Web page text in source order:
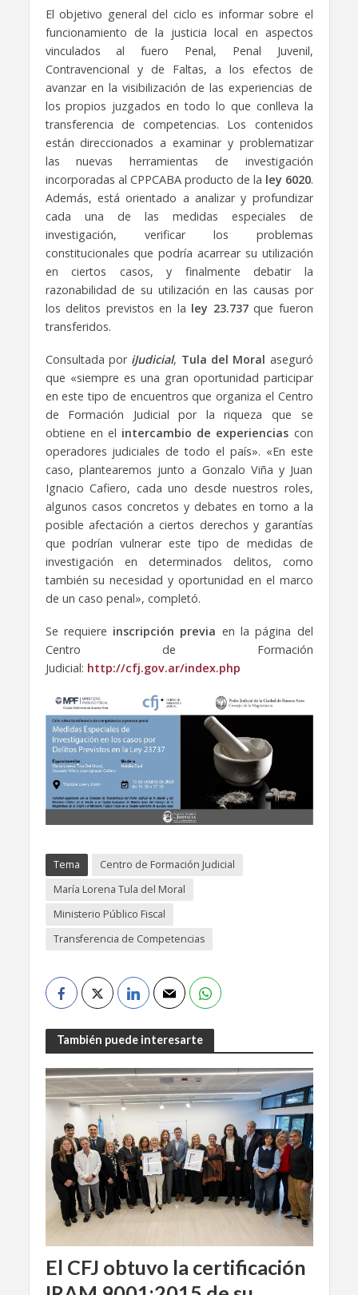
El objetivo general del ciclo es informar sobre el
funcionamiento de la justicia local en aspectos
vinculados al fuero Penal, Penal Juvenil,
Contravencional y de Faltas, a los efectos de
avanzar en la visibilización de las experiencias de
los propios juzgados en todo lo que conlleva la
transferencia de competencias. Los contenidos
están direccionados a examinar y problematizar
las nuevas herramientas de investigación
incorporadas al CPPCABA producto de la ley 6020.
Además, está orientado a analizar y profundizar
cada una de las medidas especiales de
investigación, verificar los problemas
constitucionales que podría acarrear su utilización
en ciertos casos, y finalmente debatir la
razonabilidad de su utilización en las causas por
los delitos previstos en la ley 23.737que fueron
transferidos.
Consultada poriJudicial, Tula del Moral aseguró
que «siempre es una gran oportunidad participar
en este tipo de encuentros que organiza el Centro
de Formación Judicial por la riqueza que se
obtiene en el intercambio de experiencias con
operadores judiciales de todo el país». «En este
caso, plantearemos junto a Gonzalo Viña y Juan
Ignacio Cafiero, cada uno desde nuestros roles,
algunos casos concretos y debates en torno a la
posible afectación a ciertos derechos y garantías
que podrían vulnerar este tipo de medidas de
investigación en determinados delitos, como
también su necesidad y oportunidad en el marco
de un caso penal», completó.
Se requiere inscripción previa en la página del
Centro de Formación
Judicial: http://cfj.gov.ar/index.php
Tema
Centro de Formación Judicial
María Lorena Tula del Moral
Ministerio Público Fiscal
Transferencia de Competencias
También puede interesarte
El CFJ obtuvo la certificación